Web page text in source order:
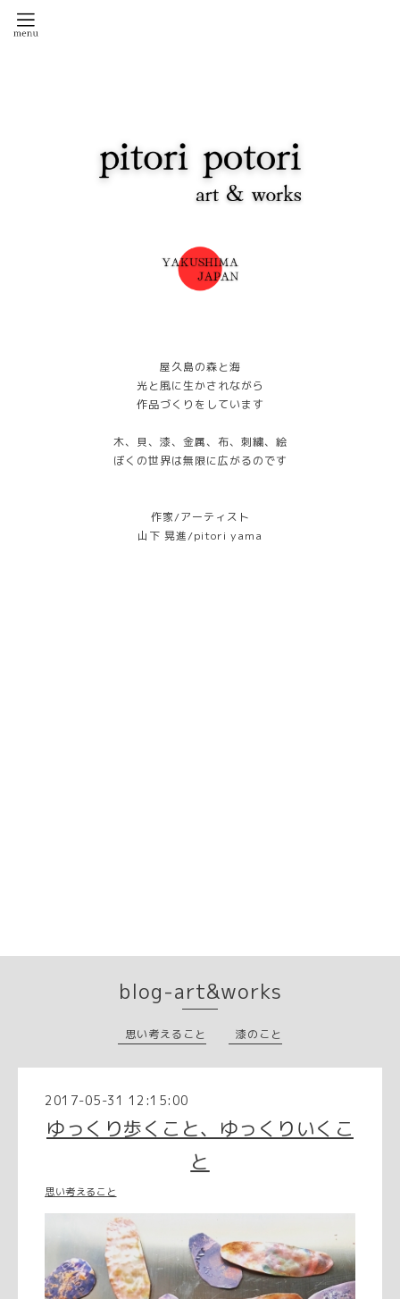
屋久島の森と海
光と風に生かされながら
作品づくりをしています
木、貝、漆、金属、布、刺繍、絵
ぼくの世界は無限に広がるのです
作家/アーティスト
山下 晃進/pitori yama
blog-art&works
思い考えること 漆のこと
2017-05-31 12:15:00
ゆっくり歩くこと、ゆっくりいくこ
と
思い考えること